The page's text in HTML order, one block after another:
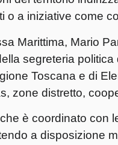
o a iniziative come
Marittima, Mario
segreteria politica
Toscana e di
zone distretto,
è coordinato con
a disposizione